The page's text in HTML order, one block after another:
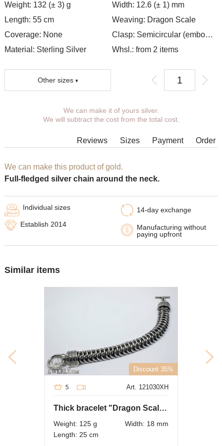
Weight: 132 (± 3) g Width: 12.6 (± 1) mm
Length: 55 cm Weaving: Dragon Scale
Coverage: None Clasp: Semicircular (embossed)
Material: Sterling Silver
Whsl.: from 2 items
Other sizes
You can choose coverage, weight,
length, width, clasp.
width, length and weight cannot be
We can make it of yours silver.
We will subtract the cost from the total cost.
Reviews Order
Payment
Sizes
We can make this product of gold.
Full-fledged silver chain around the neck.
14-day exchange
Manufacturing without
paying upfront
Individual sizes
Establish 2014
Similar items
Discount 35%
Art. 121030XH
5
Thick bracelet "Dragon Scale" of silver for men
Weight: 125 g
Width: 18 mm
Length: 25 cm